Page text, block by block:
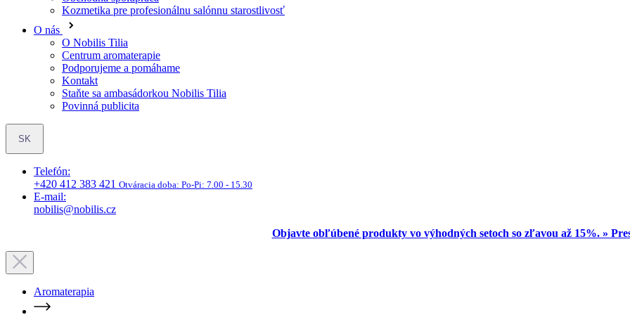
Kozmetika pre profesionálnu salónnu starostlivosť
O nás
O Nobilis Tilia
Centrum aromaterapie
Podporujeme a pomáhame
Kontakt
Staňte sa ambasádorkou Nobilis Tilia
Povinná publicita
SK
Telefón:
+420 412 383 421 Otváracia doba: Po-Pi: 7.00 - 15.30
E-mail:
nobilis@nobilis.cz
Objavte obľúbené produkty vo výhodných setoch so zľavou až 15%. »
Aromaterapia